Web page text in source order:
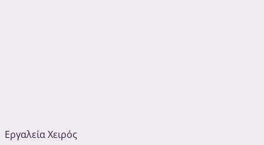
Εργαλεία Χειρός